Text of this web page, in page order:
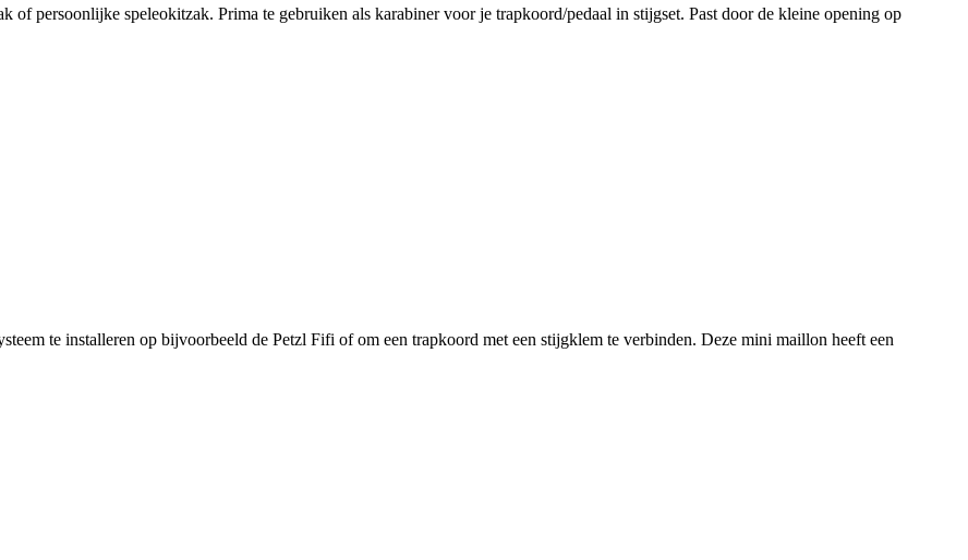
of persoonlijke speleokitzak. Prima te gebruiken als karabiner voor je trapkoord/pedaal in stijgset. Past door de kleine opening op
te installeren op bijvoorbeeld de Petzl Fifi of om een trapkoord met een stijgklem te verbinden. Deze mini maillon heeft een